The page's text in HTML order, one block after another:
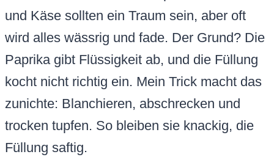
und Käse sollten ein Traum sein, aber oft
wird alles wässrig und fade. Der Grund? Die
Paprika gibt Flüssigkeit ab, und die Füllung
kocht nicht richtig ein. Mein Trick macht das
zunichte: Blanchieren, abschrecken und
trocken tupfen. So bleiben sie knackig, die
Füllung saftig.